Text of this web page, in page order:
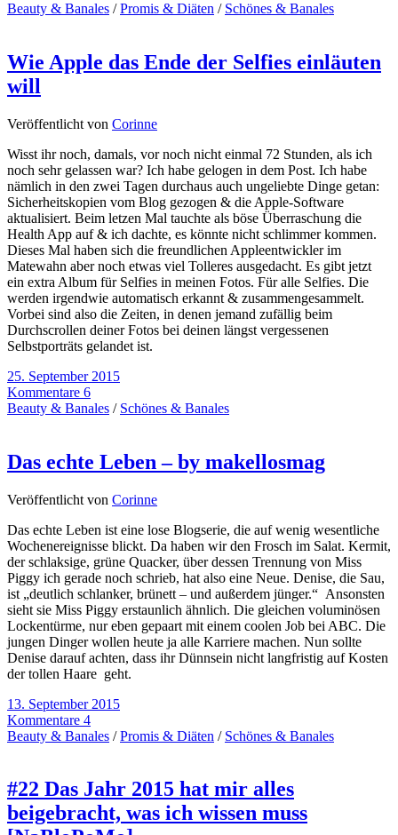
Beauty & Banales /Promis & Diäten / Schönes & Banales
Wie Apple das Ende der Selfies einläuten
will
Veröffentlicht von Corinne
Wisst ihr noch, damals, vor noch nicht einmal 72 Stunden, als ich
noch sehr gelassen war? Ich habe gelogen in dem Post. Ich habe
nämlich in den zwei Tagen durchaus auch ungeliebte Dinge getan:
Sicherheitskopien vom Blog gezogen & die Apple-Software
aktualisiert. Beim letzen Mal tauchte als böse Überraschung die
Health App auf & ich dachte, es könnte nicht schlimmer kommen.
Dieses Mal haben sich die freundlichen Appleentwickler im
Matewahn aber noch etwas viel Tolleres ausgedacht. Es gibt jetzt
ein extra Album für Selfies in meinen Fotos. Für alle Selfies. Die
werden irgendwie automatisch erkannt & zusammengesammelt.
Vorbei sind also die Zeiten, in denen jemand zufällig beim
Durchscrollen deiner Fotos bei deinen längst vergessenen
Selbstporträts gelandet ist.
25. September 2015
Kommentare 6
Beauty & Banales / Schönes & Banales
Das echte Leben – by makellosmag
Veröffentlicht von Corinne
Das echte Leben ist eine lose Blogserie, die auf wenig wesentliche
Wochenereignisse blickt. Da haben wir den Frosch im Salat. Kermit,
der schlaksige, grüne Quacker, über dessen Trennung von Miss
Piggy ich gerade noch schrieb, hat also eine Neue. Denise, die Sau,
ist „deutlich schlanker, brünett – und außerdem jünger.“ Ansonsten
sieht sie Miss Piggy erstaunlich ähnlich. Die gleichen voluminösen
Lockentürme, nur eben gepaart mit einem coolen Job bei ABC. Die
jungen Dinger wollen heute ja alle Karriere machen. Nun sollte
Denise darauf achten, dass ihr Dünnsein nicht langfristig auf Kosten
der tollen Haare geht.
13. September 2015
Kommentare 4
Beauty & Banales /Promis & Diäten / Schönes & Banales
#22 Das Jahr 2015 hat mir alles
beigebracht, was ich wissen muss